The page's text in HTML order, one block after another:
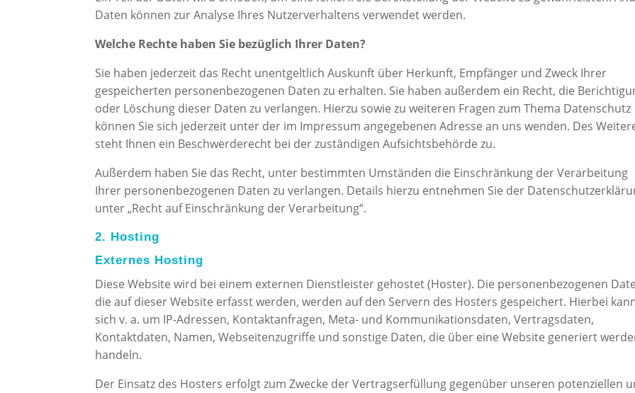
Daten können zur Analyse Ihres Nutzerverhaltens verwendet werden.
Welche Rechte haben Sie bezüglich Ihrer Daten?
Sie haben jederzeit das Recht unentgeltlich Auskunft über Herkunft, Empfänger und Zweck Ihrer
gespeicherten personenbezogenen Daten zu erhalten. Sie haben außerdem ein Recht, die
oder Löschung dieser Daten zu verlangen. Hierzu sowie zu weiteren Fragen zum Thema Datenschutz
können Sie sich jederzeit unter der im Impressum angegebenen Adresse an uns wenden. Des
steht Ihnen ein Beschwerderecht bei der zuständigen Aufsichtsbehörde zu.
Außerdem haben Sie das Recht, unter bestimmten Umständen die Einschränkung der Verarbeitung
Ihrer personenbezogenen Daten zu verlangen. Details hierzu entnehmen Sie der
unter „Recht auf Einschränkung der Verarbeitung“.
2. Hosting
Externes Hosting
Diese Website wird bei einem externen Dienstleister gehostet (Hoster). Die personenbezogenen
die auf dieser Website erfasst werden, werden auf den Servern des Hosters gespeichert. Hierbei
sich v. a. um IP-Adressen, Kontaktanfragen, Meta- und Kommunikationsdaten, Vertragsdaten,
Kontaktdaten, Namen, Webseitenzugriffe und sonstige Daten, die über eine Website generiert
handeln.
Der Einsatz des Hosters erfolgt zum Zwecke der Vertragserfüllung gegenüber unseren potenziellen